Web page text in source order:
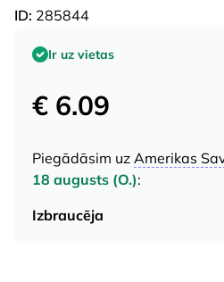
ID: 285844
Ir uz vietas
€ 6.09
Piegādāsim uz Amerikas
18 augusts (O.):
Izbraucēja